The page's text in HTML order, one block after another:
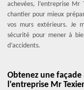
achevées, l’entreprise
chantier pour mieux
vos murs extérieurs. Je
sécurité pour mener à
d’accidents.
Obtenez une
l’entreprise Mr